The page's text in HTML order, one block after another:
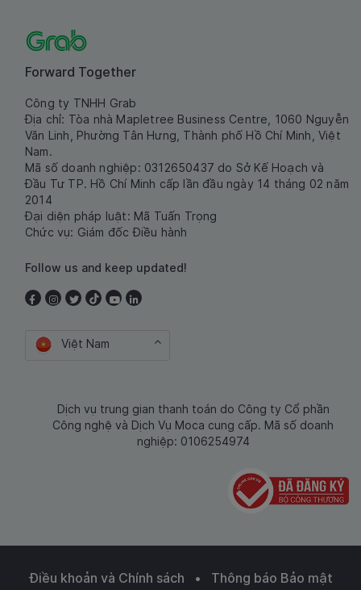
Forward Together
Công ty TNHH Grab
Địa chỉ: Tòa nhà Mapletree Business Centre, 1060 Nguyễn
Văn Linh, Phường Tân Hưng, Thành phố Hồ Chí Minh, Việt
Nam.
Mã số doanh nghiệp: 0312650437 do Sở Kế Hoạch và
Đầu Tư TP. Hồ Chí Minh cấp lần đầu ngày 14 tháng 02 năm
2014
Đại diện pháp luật: Mã Tuấn Trọng
Chức vụ: Giám đốc Điều hành
Follow us and keep updated!
Việt Nam
Dịch vụ trung gian thanh toán do Công ty Cổ phần
Công nghệ và Dịch Vụ Moca cung cấp. Mã số doanh
nghiệp: 0106254974
Điều khoản và Chính sách •
Thông báo Bảo mật